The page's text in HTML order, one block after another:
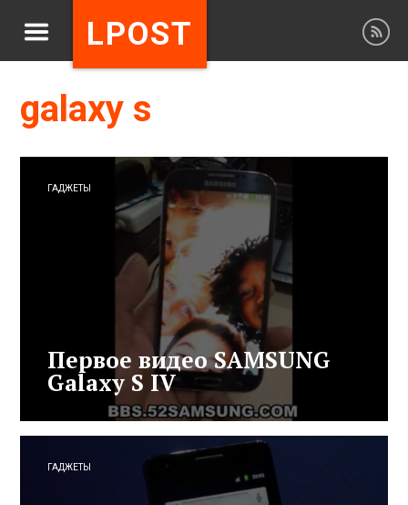
LPOST
galaxy s
ГАДЖЕТЫ
Первое видео SAMSUNG
Galaxy S IV
ГАДЖЕТЫ